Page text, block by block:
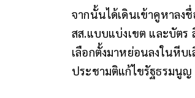
จากนั้นได้เดินเข้าคูหาลง
สส.แบบแบ่งเขต และบัตร
เลือกตั้งมาหย่อนลงในหีบ
ประชามติแก้ไขรัฐธรมนูญ